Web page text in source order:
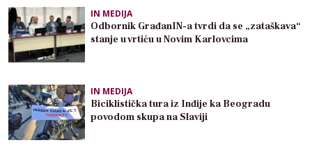
IN MEDIJA
Odbornik GrađanIN-a tvrdi da se „zataškava“
stanje u vrtiću u Novim Karlovcima
IN MEDIJA
Biciklistička tura iz Inđije ka Beogradu
povodom skupa na Slaviji